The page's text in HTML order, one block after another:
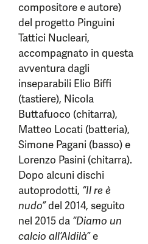
compositore e autore)
del progetto Pinguini
Tattici Nucleari,
accompagnato in questa
avventura dagli
inseparabili Elio Biffi
(tastiere), Nicola
Buttafuoco (chitarra),
Matteo Locati (batteria),
Simone Pagani (basso) e
Lorenzo Pasini (chitarra).
Dopo alcuni dischi
autoprodotti, “Il re è
nudo”del 2014, seguito
nel 2015 da “Diamo un
calcio all’Aldilà”e